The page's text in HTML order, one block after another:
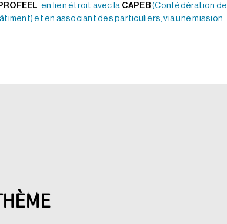
PROFEEL , en lien étroit avec la CAPEB (Confédération de
et en associant des particuliers, via une mission